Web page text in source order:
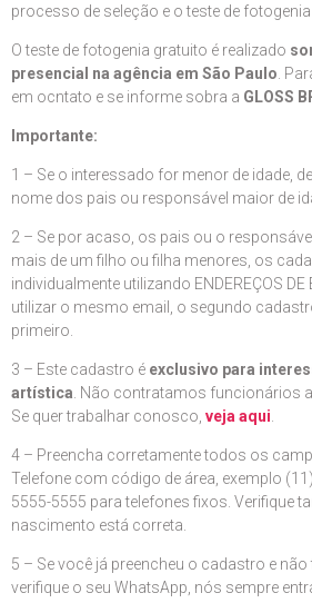
processo de seleção e o teste de
O teste de fotogenia gratuito é realizado
presencial na agência em São Paulo .
em ocntato e se informe sobra a GLOSS
Importante:
1 – Se o interessado for menor de idade,
nome dos pais ou responsável maior de
2 – Se por acaso, os pais ou o
mais de um filho ou filha menores, os
individualmente utilizando ENDEREÇOS DE
utilizar o mesmo email, o segundo
primeiro.
3 – Este cadastro é exclusivo para
artística . Não contratamos funcionários
Se quer trabalhar conosco, veja aqui
4 – Preencha corretamente todos os
Telefone com código de área, exemplo
5555-5555 para telefones fixos. Verifique
nascimento está correta.
5 – Se você já preencheu o cadastro e não
verifique o seu WhatsApp, nós sempre